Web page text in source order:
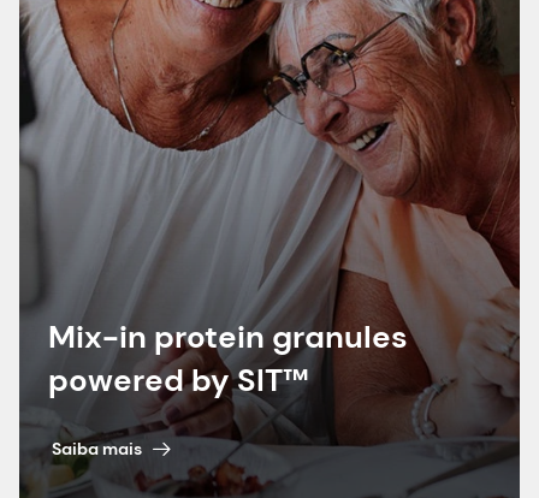
Mix-in protein granules
powered by SIT™
Saiba mais